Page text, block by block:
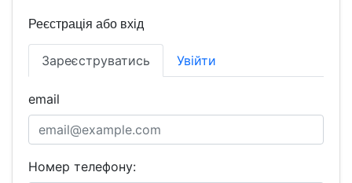
Реєстрація або вхід
Зареєструватись Увійти
email
Номер телефону: